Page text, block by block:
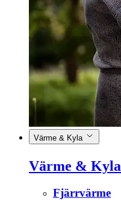
Värme & Kyla
Värme & Kyla
Fjärrvärme